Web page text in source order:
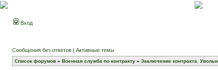
Вход
Сообщения без ответов | Активные темы
Список форумов » Военная служба по контракту » Заключение контракта.